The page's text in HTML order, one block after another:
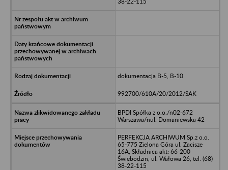
dokumentacja B-5, B-10
992700/610A/20/2012/SAK
BPDI Spółka z o.o./n02-672
Warszawa/nul. Domaniewska 42
PERFEKCJA ARCHIWUM Sp.z o.o.
65-775 Zielona Góra ul. Zacisze
16A, Składnica akt: 66-200
Świebodzin, ul. Wałowa 26, tel. (68)
38-22-115